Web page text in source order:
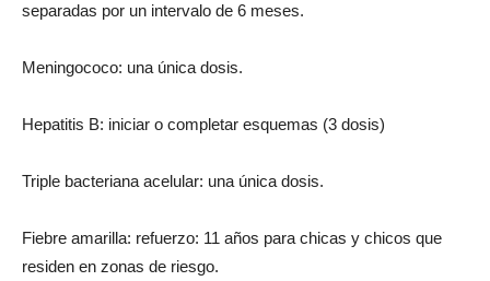
separadas por un intervalo de 6 meses.
Meningococo: una única dosis.
Hepatitis B: iniciar o completar esquemas (3 dosis)
Triple bacteriana acelular: una única dosis.
Fiebre amarilla: refuerzo: 11 años para chicas y chicos que
residen en zonas de riesgo.